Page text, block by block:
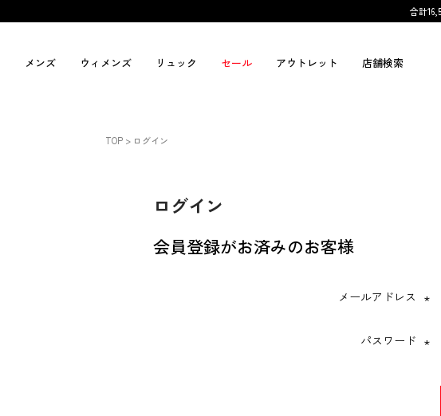
合計
メンズ ウィメンズ リュック セール アウトレット 店舗検索
TOP ログイン
ログイン
会員登録がお済みのお客様
メールアドレス
パスワード